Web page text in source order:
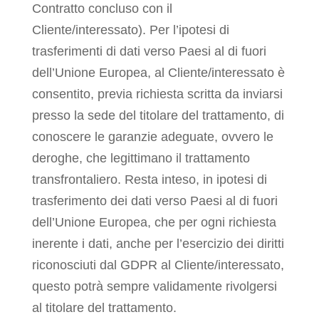
Contratto concluso con il
Cliente/interessato). Per l’ipotesi di
trasferimenti di dati verso Paesi al di fuori
dell’Unione Europea, al Cliente/interessato è
consentito, previa richiesta scritta da inviarsi
presso la sede del titolare del trattamento, di
conoscere le garanzie adeguate, ovvero le
deroghe, che legittimano il trattamento
transfrontaliero. Resta inteso, in ipotesi di
trasferimento dei dati verso Paesi al di fuori
dell’Unione Europea, che per ogni richiesta
inerente i dati, anche per l’esercizio dei diritti
riconosciuti dal GDPR al Cliente/interessato,
questo potrà sempre validamente rivolgersi
al titolare del trattamento.